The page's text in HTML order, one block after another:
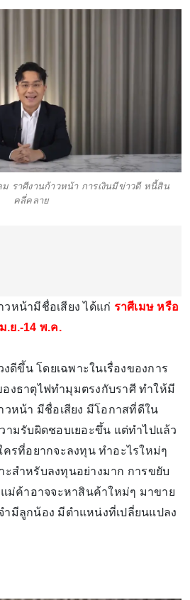
ราศีงานก้าวหน้า การเงินมีข่าวดี หนี้สิน
คลี่คลาย
หน้ามีชื่อเสียง ได้แก่ ราศีเมษ หรือ
.ย.-14 พ.ค.
งดีขึ้น โดยเฉพาะในเรื่องของการ
งธาตุไฟทำมุมตรงกับราศี ทำให้มี
หน้า มีชื่อเสียง มีโอกาสที่ดีใน
ามรับผิดชอบเยอะขึ้น แต่ทำไปแล้ว
ครที่อยากจะลงทุน ทำอะไรใหม่ๆ
ะสำหรับลงทุนอย่างมาก การขยับ
ม่ค้าอาจจะหาสินค้าใหม่ๆ มาขาย
ำมีลูกน้อง มีตำแหน่งที่เปลี่ยนแปลง